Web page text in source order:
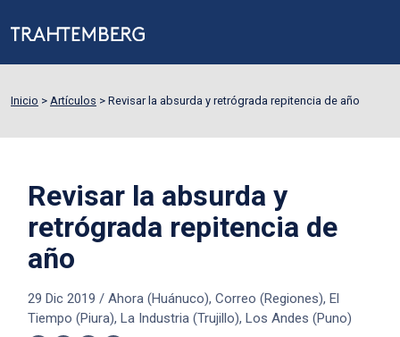
Inicio > Artículos > Revisar la absurda y retrógrada repitencia de año
Revisar la absurda y
retrógrada repitencia de
año
29 Dic 2019 / Ahora (Huánuco), Correo (Regiones), El
Tiempo (Piura), La Industria (Trujillo), Los Andes (Puno)